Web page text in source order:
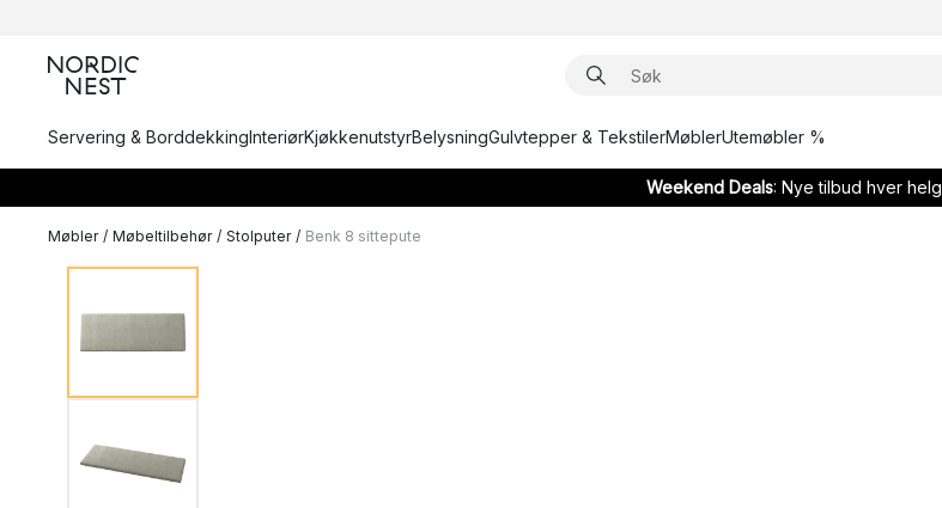
Servering & BorddekkingInteriørKjøkkenutstyrBelysningGulvtepper & TekstilerMøblerUtemøbler %
Weekend Deals: Nye tilbud hver helg
Møbler / Møbeltilbehør / Stolputer / Benk 8 sittepute